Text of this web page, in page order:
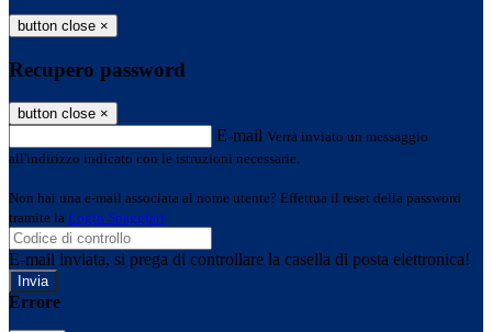
button close ×
Recupero password
button close ×
E-mail Verrà inviato un messaggio
all'indirizzo indicato con le istruzioni necessarie.
Non hai una e-mail associata al nome utente? Effettua il reset della password
tramite la Login Spaggiari
E-mail inviata, si prega di controllare la casella di posta elettronica!
Errore